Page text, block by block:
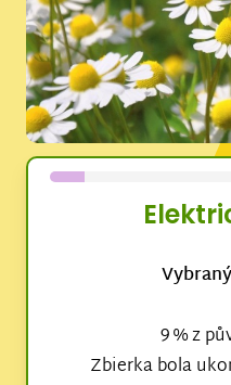
9 % z
Zbierka bola